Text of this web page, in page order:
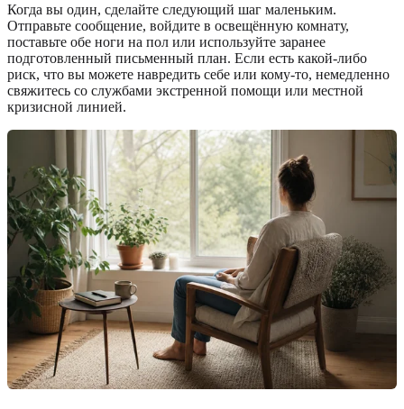
Когда вы один, сделайте следующий шаг маленьким.
Отправьте сообщение, войдите в освещённую комнату,
поставьте обе ноги на пол или используйте заранее
подготовленный письменный план. Если есть какой-либо
риск, что вы можете навредить себе или кому-то, немедленно
свяжитесь со службами экстренной помощи или местной
кризисной линией.